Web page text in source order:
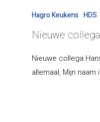
Hagro Keukens HDS
Nieuwe
Nieuwe collega
allemaal, Mijn naam